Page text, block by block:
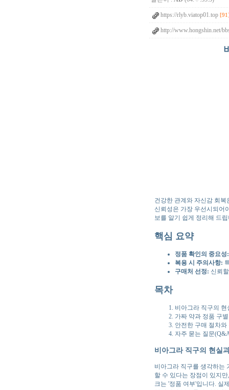
https://rlyb.viatop01.top
http://www.hongshin.net/
건강한 관계와 자신감 회
신뢰성은 가장 우선시되어
보를 알기 쉽게 정리해 드
핵심 요약
정품 확인의 중요성:
복용 시 주의사항:
구매처 선정: 신뢰
목차
비아그라 직구의 현
가짜 약과 정품 구
안전한 구매 절차와
자주 묻는 질문
비아그라 직구의 현실
비아그라 직구를 생각하는
할 수 있다는 장점이 있지
크는 '정품 여부'입니다. 실